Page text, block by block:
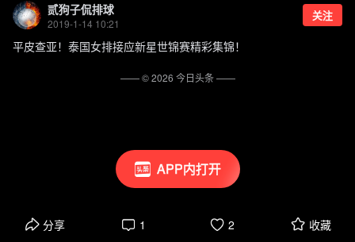
APP内打开
贰狗子侃排球
2019-1-14 10:21
关注
平皮查亚！泰国女排接应新星世锦赛精彩集锦！
分享 1 2 收藏
—— ©2026 今日头条——